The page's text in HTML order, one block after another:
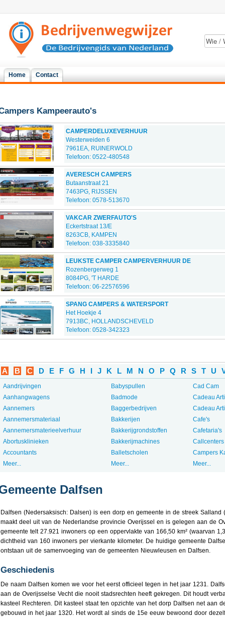
Home Contact
Kampeerauto's
CAMPERDELUXEVERHUUR
Westerweiden 6
7961EA, RUINERWOLD
Telefoon: 0522-480548
AVERESCH CAMPERS
Butaanstraat 21
7463PG, RIJSSEN
Telefoon: 0578-513670
VAKCAR ZWERFAUTO'S
Eckertstraat 13/E
8263CB, KAMPEN
Telefoon: 038-3335840
LEUKSTE CAMPER CAMPERVERHUUR DE
Rozenbergerweg 1
8084PG, 'T HARDE
Telefoon: 06-22576596
SPANG CAMPERS & WATERSPORT
Het Hoekje 4
7913BC, HOLLANDSCHEVELD
Telefoon: 0528-342323
A B C D E F G H I J K L M N O P Q R S T U
Aandrijvingen
Aanhangwagens
Aannemers
Aannemersmateriaal
Aannemersmaterieelverhuur
Abortusklinieken
Accountants
Meer...
Babyspullen
Badmode
Baggerbedrijven
Bakkerijen
Bakkerijgrondstoffen
Bakkerijmachines
Balletscholen
Meer...
Cad Cam
Cadeau
Cadeau
Cafe's
Cafetaria's
Callcenters
Campers
Meer...
Dalfsen
Dalfsen (Nedersaksisch: Dalsen) is een dorp en gemeente in de streek Salland
maakt deel uit van de Nederlandse provincie Overijssel en is gelegen aan de
gemeente telt 27.921 inwoners op een oppervlakte van 166,50 km² (waarvan
dichtheid van 160 inwoners per vierkante kilometer. De huidige gemeente
ontstaan uit de samenvoeging van de gemeenten Nieuwleusen en Dalfsen.
Geschiedenis
De naam Dalfsen komen we voor het eerst officieel tegen in het jaar 1231.
aan de Overijsselse Vecht die nooit stadsrechten heeft gekregen. Dit houdt
kasteel Rechteren. Dit kasteel staat ten opzichte van het dorp Dalfsen net aan
gebouwd in het jaar 1320. Het wordt al sinds de 15e eeuw bewoond door